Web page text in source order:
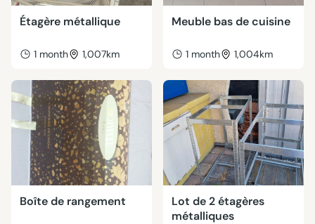
Étagère métallique
1 month 1,007km
Meuble bas de cuisine
1 month 1,004km
Boîte de rangement
Lot de 2 étagères
métalliques